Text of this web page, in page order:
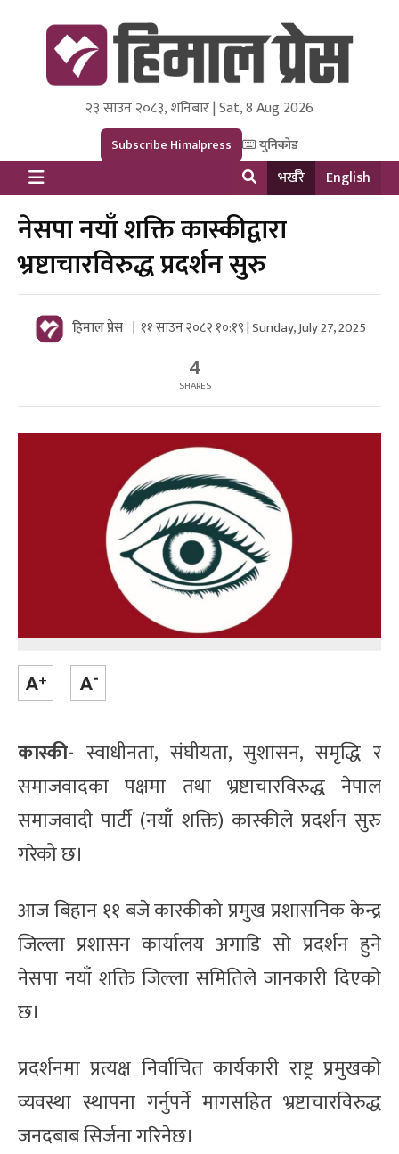
Himal Press
Dot NewsyNepal Media and Research Pvt Ltd.
२३ साउन २०८३, शनिबार | Sat, 8 Aug 2026
Subscribe Himalpress युनिकोड
भर्खरै English
नेसपा नयाँ शक्ति कास्कीद्वारा
भ्रष्टाचारविरुद्ध प्रदर्शन सुरु
हिमाल प्रेस ११ साउन २०८२ १०:१९ | Sunday, July 27, 2025
4
SHARES
कास्की- स्वाधीनता, संघीयता, सुशासन, समृद्धि र
समाजवादका पक्षमा तथा भ्रष्टाचारविरुद्ध नेपाल
समाजवादी पार्टी (नयाँ शक्ति) कास्कीले प्रदर्शन सुरु
गरेको छ।
आज बिहान ११ बजे कास्कीको प्रमुख प्रशासनिक केन्द्र
जिल्ला प्रशासन कार्यालय अगाडि सो प्रदर्शन हुने
नेसपा नयाँ शक्ति जिल्ला समितिले जानकारी दिएको
छ।
प्रदर्शनमा प्रत्यक्ष निर्वाचित कार्यकारी राष्ट्र प्रमुखको
व्यवस्था स्थापना गर्नुपर्ने मागसहित भ्रष्टाचारविरुद्ध
जनदबाब सिर्जना गरिनेछ।